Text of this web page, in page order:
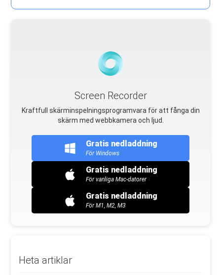
Screen Recorder
Kraftfull skärminspelningsprogramvara för att fånga din
skärm med webbkamera och ljud.
Gratis nedladdning
För Windows
Gratis nedladdning
För vanliga Mac-datorer
Gratis nedladdning
För M1, M2, M3
Heta artiklar